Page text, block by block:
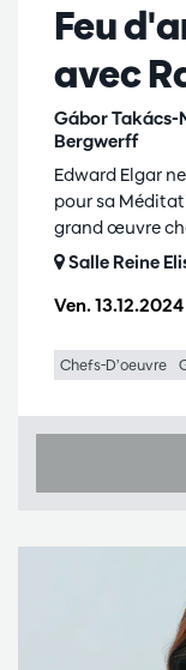
Feu
avec
Gábor Takács-
Bergwerff
Ven. 13.12.2024
Edward Elgar
pour sa
grand œuvre
Salle Reine
Chefs-D’oeuvre